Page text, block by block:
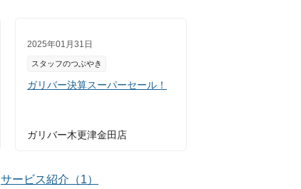
2025年01月31日
スタッフのつぶやき
ガリバー決算スーパーセール！
ガリバー木更津金田店
サービス紹介 （1）